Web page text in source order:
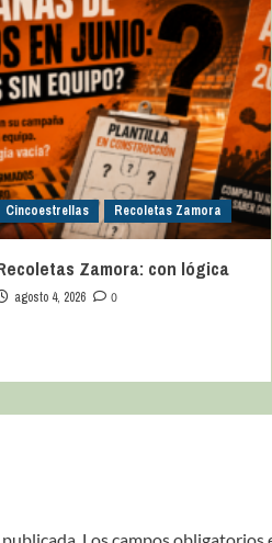
Cincoestrellas Recoletas Zamora
Zamora: con lógica
agosto 4, 2026 0